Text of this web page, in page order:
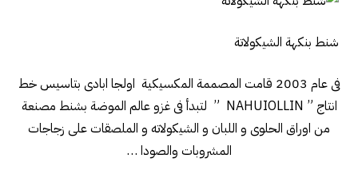
شنط بنكهة الشيكولاتة
فى عام 2003 قامت المصممة المكسيكية اولجا ابادى بتاسيس خط
انتاج ” NAHUIOLLIN ” لتبدأ فى غزو عالم الموضة بشنط مصنعة
من اوراق الحلوى و اللبان و الشيكولاته و الملصقات على زجاجات
المشروبات والصودا …